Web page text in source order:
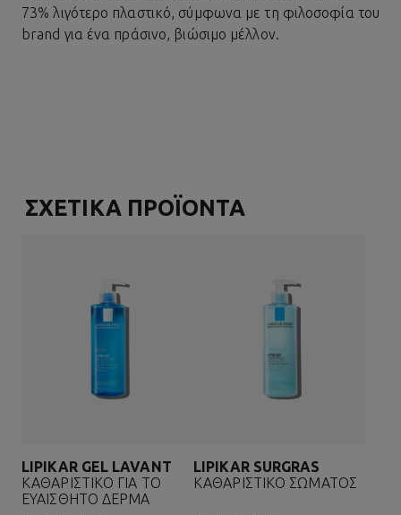
73% λιγότερο πλαστικό, σύμφωνα με τη φιλοσοφία του
brand για ένα πράσινο, βιώσιμο μέλλον.
ΣΧΕΤΙΚΑ ΠΡΟΪΟΝΤΑ
LIPIKAR GEL LAVANT
ΚΑΘΑΡΙΣΤΙΚΟ ΓΙΑ ΤΟ
ΕΥΑΙΣΘΗΤΟ ΔΕΡΜΑ
LIPIKAR SURGRAS
ΚΑΘΑΡΙΣΤΙΚΟ ΣΩΜΑΤΟΣ